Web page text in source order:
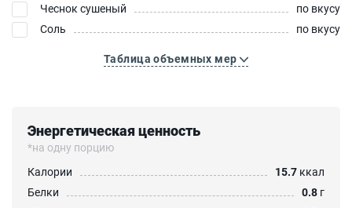
Чеснок сушеный
по вкусу
Соль
по вкусу
Таблица объемных мер
Энергетическая ценность
*на одну порцию
Калории
15.7 ккал
Белки
0.8 г